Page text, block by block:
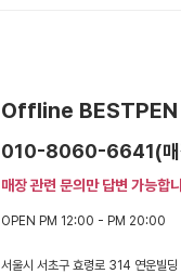
Offline BESTPEN
010-8060-6641(매
매장 관련 문의만 답변 가능합
OPEN PM 12:00 - PM 20:00
서울시 서초구 효령로 314 연운빌